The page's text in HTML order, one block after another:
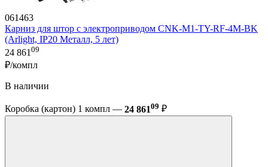
061463
Карниз для штор с электроприводом CNK-M1-TY-RF-4M-BK
(Arlight, IP20 Металл, 5 лет)
24 86109
₽/компл
В наличии
Коробка (картон) 1 компл — 24 86109 ₽